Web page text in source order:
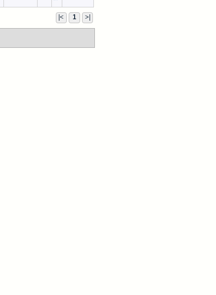
|< 1 >|